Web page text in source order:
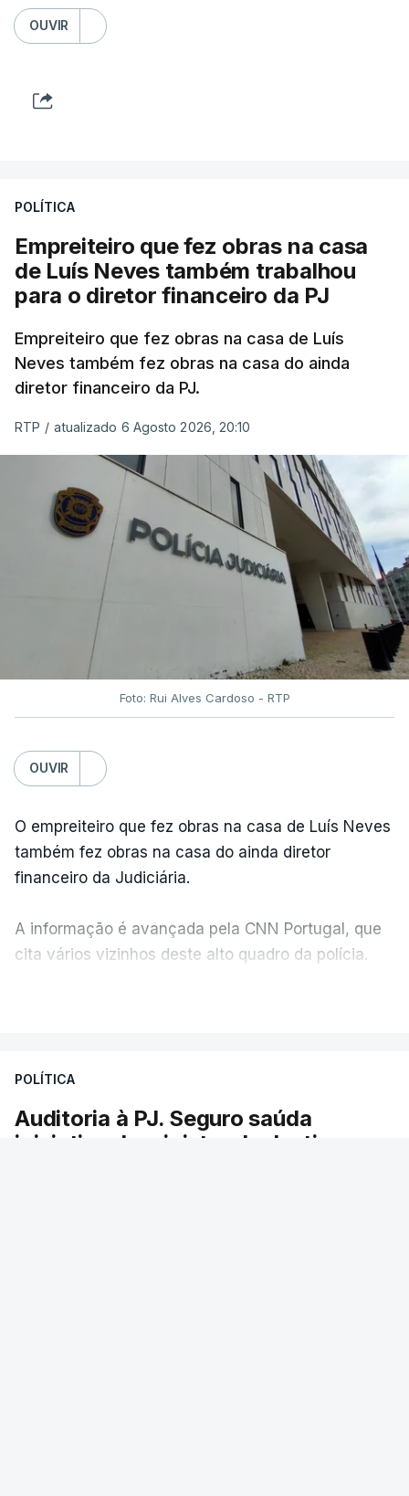
OUVIR
POLÍTICA
Empreiteiro que fez obras na casa
de Luís Neves também trabalhou
para o diretor financeiro da PJ
Empreiteiro que fez obras na casa de Luís
Neves também fez obras na casa do ainda
diretor financeiro da PJ.
RTP / atualizado 6 Agosto 2026, 20:10
Foto: Rui Alves Cardoso - RTP
OUVIR
O empreiteiro que fez obras na casa de Luís Neves
também fez obras na casa do ainda diretor
financeiro da Judiciária.
A informação é avançada pela CNN Portugal, que
cita vários vizinhos deste alto quadro da polícia.
apreendido numa operação de droga.
POLÍTICA
Auditoria à PJ. Seguro saúda
iniciativa da ministra da Justiça